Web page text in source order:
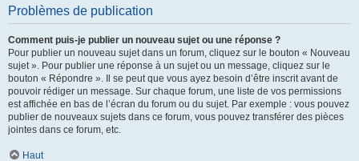
Problèmes de publication
Comment puis-je publier un nouveau sujet ou une réponse ?
Pour publier un nouveau sujet dans un forum, cliquez sur le bouton « Nouveau
sujet ». Pour publier une réponse à un sujet ou un message, cliquez sur le
bouton « Répondre ». Il se peut que vous ayez besoin d’être inscrit avant de
pouvoir rédiger un message. Sur chaque forum, une liste de vos permissions
est affichée en bas de l’écran du forum ou du sujet. Par exemple : vous pouvez
publier de nouveaux sujets dans ce forum, vous pouvez transférer des pièces
jointes dans ce forum, etc.
Haut